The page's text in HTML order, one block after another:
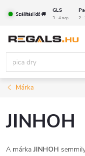
tartalomhoz
Szállítási idő 🚚
GLS
3 - 4 nap 2 -
Márka
JINHOH
A márka JINHOH